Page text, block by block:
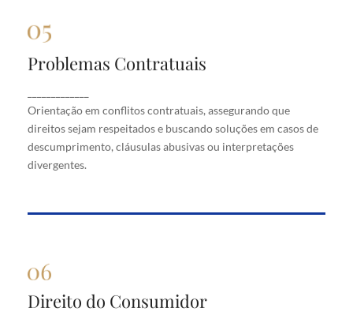
Problemas Contratuais
Orientação em conflitos contratuais, assegurando que
direitos sejam respeitados e buscando soluções em casos de
descumprimento, cláusulas abusivas ou interpretações
divergentes.
Problemas Contratuais
que direitos sejam respeitados e buscando soluções
em casos de descumprimento, cláusulas abusivas
ou interpretações divergentes.
Direito do Consumidor
Direito do Consumidor